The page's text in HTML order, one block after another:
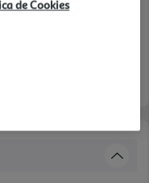
de Cookies